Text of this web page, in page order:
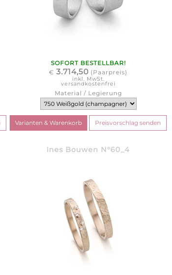
SOFORT BESTELLBAR!
€ 3.714,50 (Paarpreis)
inkl. MwSt.
versandkostenfrei
Material / Legierung
Ines Bouwen N°60_4